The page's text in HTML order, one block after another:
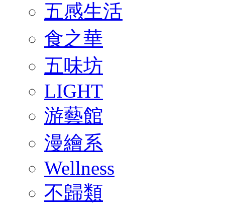
五感生活
食之華
五味坊
LIGHT
游藝館
漫繪系
Wellness
不歸類